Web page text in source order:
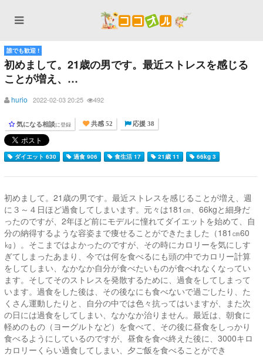
誰でも歓迎 !
初めまして。21歳の男です。最近ストレスを感じる
ことが増え、…
hurio 2022-02-03 20:25 492
気になる相談に登録 共感 52 応援 38
ダイエット 630 過食 906 食生活 17 21歳 11 66kg 3
初めまして。21歳の男です。最近ストレスを感じることが増え、週
に３～４日ほど過食してしまいます。元々は181㎝、66kgと細身だ
ったのですが、2年ほど前にモデルに憧れてダイエットを始めて、自
分の納得するような容姿まで痩せることができたました（181㎝60
㎏）。そこまではよかったのですが、その時にカロリーを気にしす
ぎてしまったあまり、今では何を食べるにも頭の中でカロリー計算
をしてしまい、なかなか自分が食べたいものが食べれなくなってい
ます。そしてそのストレスを発散するために、過食をしてしまって
います。過食をした後は、その後なにも食べないで過ごしたり、た
くさん運動したりと、自分の中では色々抗ってはいますが、また次
の日には過食をしてしまい、なかなか治りません。最近は、朝食に
軽めのもの（ヨーグルトなど）を食べて、その後に昼食をしっかり
食べるようにしているのですが、昼食を食べ終えた後に、3000キロ
カロリーくらい過食してしまい、夕ご飯を食べることができ